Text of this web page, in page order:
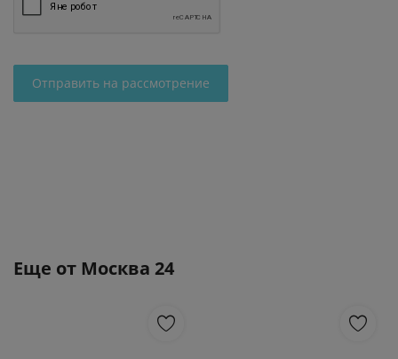
Отправить на рассмотрение
Еще от Москва 24